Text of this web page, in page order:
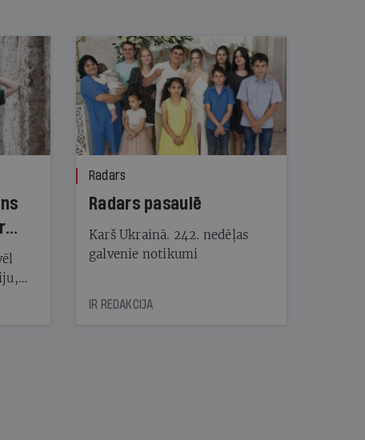
Radars
Radars pasaulē
Karš Ukrainā. 242. nedēļas
galvenie notikumi
IR REDAKCIJA